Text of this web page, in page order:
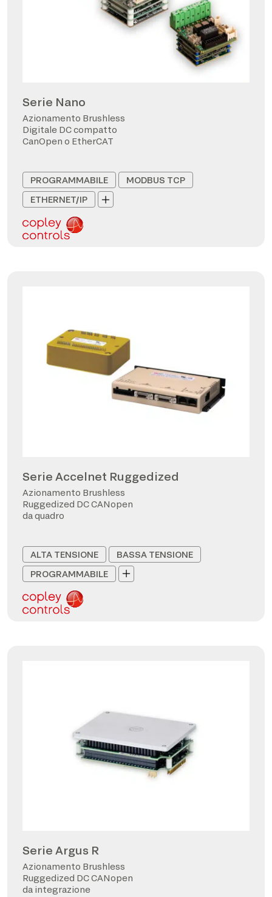
Serie Nano
Azionamento Brushless
Digitale DC compatto
CanOpen o EtherCAT
PROGRAMMABILE
MODBUS TCP
ETHERNET/IP
Serie Accelnet Ruggedized
Azionamento Brushless
Ruggedized DC CANopen
da quadro
ALTA TENSIONE
BASSA TENSIONE
PROGRAMMABILE
Serie Argus R
Azionamento Brushless
Ruggedized DC CANopen
da integrazione